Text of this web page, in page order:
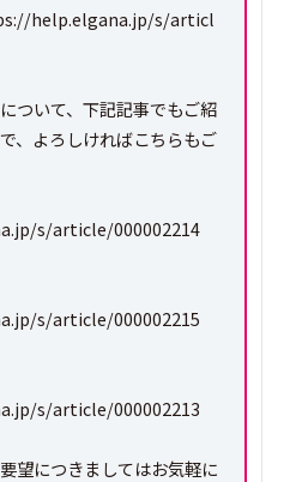
help.elgana.jp/s/articl
ついて、下記記事でもご紹
、よろしければこちらもご
s/article/000002214
s/article/000002215
s/article/000002213
望につきましてはお気軽に